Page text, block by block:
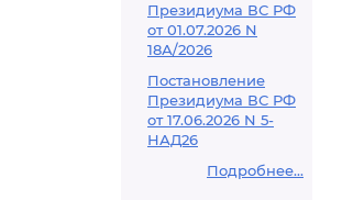
Президиума ВС РФ
от 01.07.2026 N
18А/2026
Постановление
Президиума ВС РФ
от 17.06.2026 N 5-
НАД26
Подробнее...